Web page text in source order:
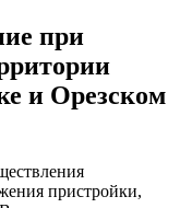
при
и Орезском
пристройки,